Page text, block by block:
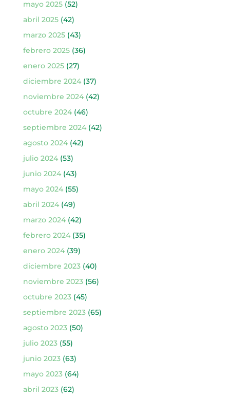
mayo 2025(52)
abril 2025(42)
marzo 2025(43)
febrero 2025(36)
enero 2025(27)
diciembre 2024(37)
noviembre 2024(42)
octubre 2024(46)
septiembre 2024(42)
agosto 2024(42)
julio 2024(53)
junio 2024(43)
mayo 2024(55)
abril 2024(49)
marzo 2024(42)
febrero 2024(35)
enero 2024(39)
diciembre 2023(40)
noviembre 2023(56)
octubre 2023(45)
septiembre 2023(65)
agosto 2023(50)
julio 2023(55)
junio 2023(63)
mayo 2023(64)
abril 2023(62)